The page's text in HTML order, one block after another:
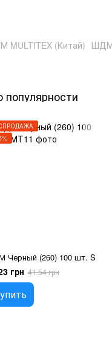
MULTITEX (Китай) ШДМ
популярности
Черный (260) 100 шт. S
грн 41.54 грн